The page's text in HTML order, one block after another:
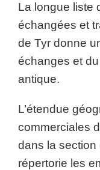
La longue liste
échangées et
de Tyr donne
échanges et
antique.
L’étendue
commerciales
dans la section
répertorie les